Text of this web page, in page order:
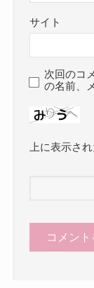
サイト
次回のコ
の名前、
上に表示され